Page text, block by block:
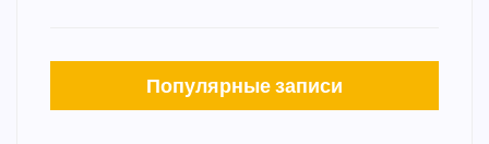
Популярные записи